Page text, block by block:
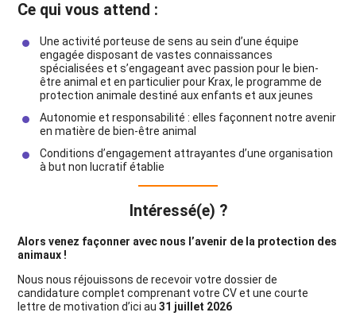
Ce qui vous attend :
Une activité porteuse de sens au sein d’une équipe
engagée disposant de vastes connaissances
spécialisées et s’engageant avec passion pour le bien-
être animal et en particulier pour Krax, le programme de
protection animale destiné aux enfants et aux jeunes
Autonomie et responsabilité : elles façonnent notre avenir
en matière de bien-être animal
Conditions d’engagement attrayantes d’une organisation
à but non lucratif établie
Intéressé(e) ?
Alors venez façonner avec nous l’avenir de la protection des
animaux !
Nous nous réjouissons de recevoir votre dossier de
candidature complet comprenant votre CV et une courte
lettre de motivation d’ici au 31 juillet 2026